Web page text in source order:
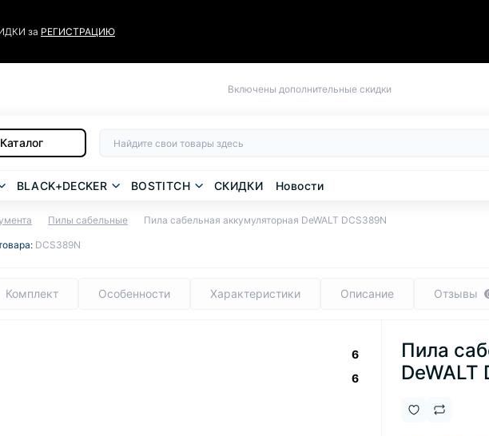
за РЕГИСТРАЦИЮ
Включены дополнительные скидки
Каталог
BLACK+DECKER BOSTITCH СКИДКИ Новости
Пилы сабельные Пила сабельная аккумуляторная DeWALT DCS389N
DCS389N
Комплект Особенности Характеристики Описание Отзывы
6
6
Пила
DeWALT